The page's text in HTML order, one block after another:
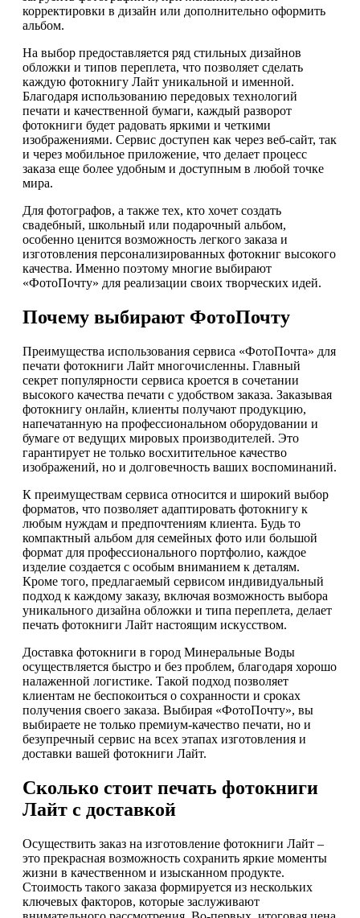
корректировки в дизайн или дополнительно оформить
альбом.
На выбор предоставляется ряд стильных дизайнов
обложки и типов переплета, что позволяет сделать
каждую фотокнигу Лайт уникальной и именной.
Благодаря использованию передовых технологий
печати и качественной бумаги, каждый разворот
фотокниги будет радовать яркими и четкими
изображениями. Сервис доступен как через веб-сайт, так
и через мобильное приложение, что делает процесс
заказа еще более удобным и доступным в любой точке
мира.
Для фотографов, а также тех, кто хочет создать
свадебный, школьный или подарочный альбом,
особенно ценится возможность легкого заказа и
изготовления персонализированных фотокниг высокого
качества. Именно поэтому многие выбирают
«ФотоПочту» для реализации своих творческих идей.
Почему выбирают ФотоПочту
Преимущества использования сервиса «ФотоПочта» для
печати фотокниги Лайт многочисленны. Главный
секрет популярности сервиса кроется в сочетании
высокого качества печати с удобством заказа. Заказывая
фотокнигу онлайн, клиенты получают продукцию,
напечатанную на профессиональном оборудовании и
бумаге от ведущих мировых производителей. Это
гарантирует не только восхитительное качество
изображений, но и долговечность ваших воспоминаний.
К преимуществам сервиса относится и широкий выбор
форматов, что позволяет адаптировать фотокнигу к
любым нуждам и предпочтениям клиента. Будь то
компактный альбом для семейных фото или большой
формат для профессионального портфолио, каждое
изделие создается с особым вниманием к деталям.
Кроме того, предлагаемый сервисом индивидуальный
подход к каждому заказу, включая возможность выбора
уникального дизайна обложки и типа переплета, делает
печать фотокниги Лайт настоящим искусством.
Доставка фотокниги в город Минеральные Воды
осуществляется быстро и без проблем, благодаря хорошо
налаженной логистике. Такой подход позволяет
клиентам не беспокоиться о сохранности и сроках
получения своего заказа. Выбирая «ФотоПочту», вы
выбираете не только премиум-качество печати, но и
безупречный сервис на всех этапах изготовления и
доставки вашей фотокниги Лайт.
Сколько стоит печать фотокниги
Лайт с доставкой
Осуществить заказ на изготовление фотокниги Лайт –
это прекрасная возможность сохранить яркие моменты
жизни в качественном и изысканном продукте.
Стоимость такого заказа формируется из нескольких
ключевых факторов, которые заслуживают